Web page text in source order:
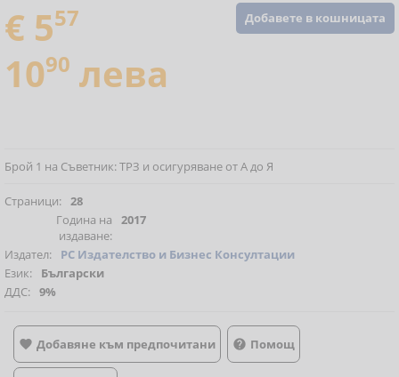
Добавете в кошницата
€ 557
1090 лева
Брой 1 на Съветник: ТРЗ и осигуряване от А до Я
Страници: 28
Година на
издаване:
2017
Издател:
РС Издателство и Бизнес Консултации
Език:
Български
ДДС: 9%
 Добавяне към предпочитани  Помощ